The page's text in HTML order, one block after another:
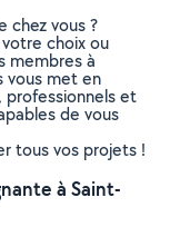
chez vous ?
choix ou
membres à
vous met en
professionnels et
de vous
tous vos projets !
à Saint-